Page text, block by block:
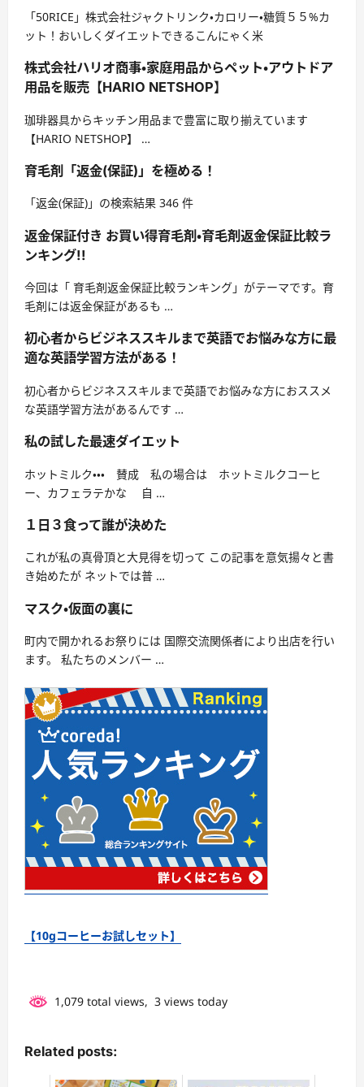
「50RICE」株式会社ジャクトリンク・カロリー・糖質５５%カ
ット！おいしくダイエットできるこんにゃく米
株式会社ハリオ商事・家庭用品からペット・アウトドア
用品を販売【HARIO NETSHOP】
珈琲器具からキッチン用品まで豊富に取り揃えています
【HARIO NETSHOP】 …
育毛剤「返金(保証)」を極める！
「返金(保証)」の検索結果 346 件
返金保証付き お買い得育毛剤・育毛剤返金保証比較ラ
ンキング!!
今回は「 育毛剤返金保証比較ランキング」がテーマです。育
毛剤には返金保証があるも …
初心者からビジネススキルまで英語でお悩みな方に最
適な英語学習方法がある！
初心者からビジネススキルまで英語でお悩みな方におススメ
な英語学習方法があるんです …
私の試した最速ダイエット
ホットミルク・・・ 賛成 私の場合は ホットミルクコーヒ
ー、カフェラテかな 自 …
１日３食って誰が決めた
これが私の真骨頂と大見得を切って この記事を意気揚々と書
き始めたが ネットでは普 …
マスク・仮面の裏に
町内で開かれるお祭りには 国際交流関係者により出店を行い
ます。 私たちのメンバー …
【10gコーヒーお試しセット】
1,079 total views, 3 views today
Related posts: